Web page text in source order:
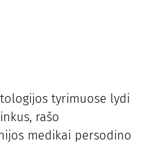
tyrimuose lydi
rašo
medikai persodino